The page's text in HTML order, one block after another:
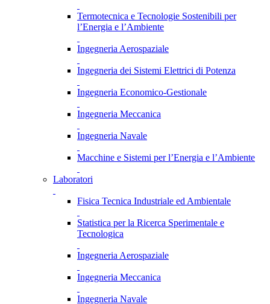
Termotecnica e Tecnologie Sostenibili per
l’Energia e l’Ambiente
Ingegneria Aerospaziale
Ingegneria dei Sistemi Elettrici di Potenza
Ingegneria Economico-Gestionale
Ingegneria Meccanica
Ingegneria Navale
Macchine e Sistemi per l’Energia e l’Ambiente
Laboratori
Fisica Tecnica Industriale ed Ambientale
Statistica per la Ricerca Sperimentale e
Tecnologica
Ingegneria Aerospaziale
Ingegneria Meccanica
Ingegneria Navale